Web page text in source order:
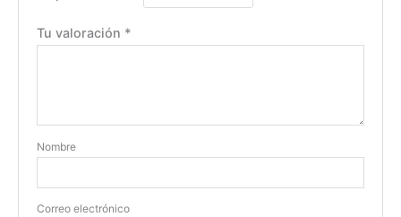
Tu valoración *
Nombre
Correo electrónico